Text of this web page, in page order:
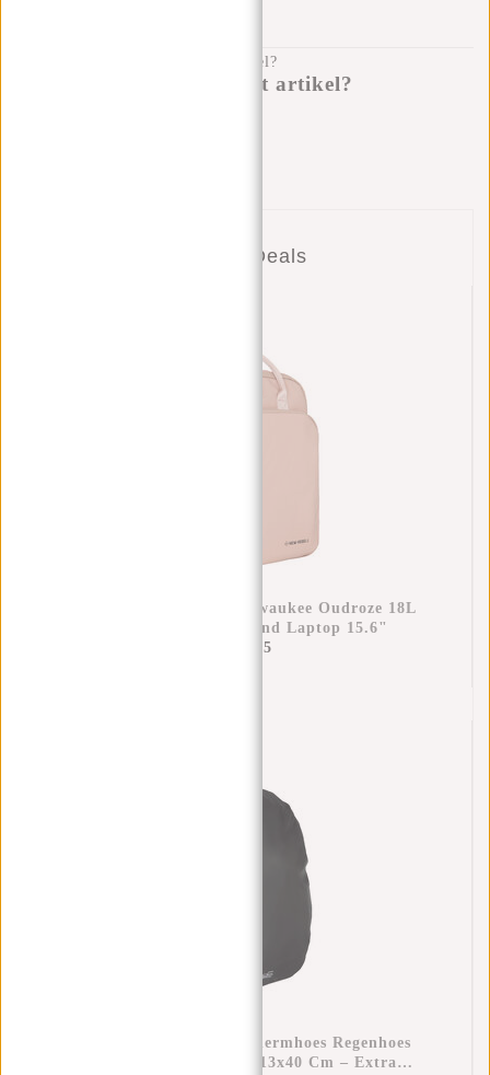
Heb je een vraag over dit artikel?
Combi Deals
New Rebels William Milwaukee Oudroze 18L
Rugzak Waterafstotend Laptop 15.6"
€69,95
Raincover Rugzak Beschermhoes Regenhoes
Waterdicht Nylon 25x13x40 Cm – Extra